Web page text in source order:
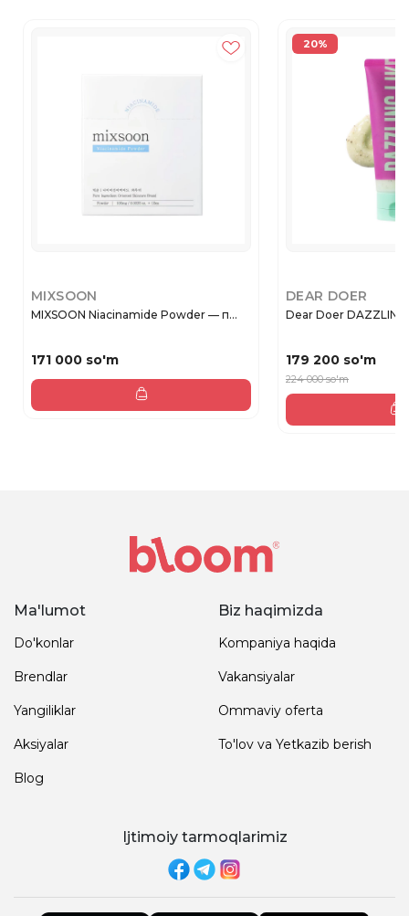
MIXSOON
MIXSOON Niacinamide Powder — п...
171 000 so'm
20%
DEAR DOER
Dear Doer
179 200 so'm
224 000 so'm
Ma'lumot
Do'konlar
Brendlar
Yangiliklar
Aksiyalar
Blog
Biz haqimizda
Kompaniya haqida
Vakansiyalar
Ommaviy oferta
To'lov va Yetkazib berish
Ijtimoiy tarmoqlarimiz